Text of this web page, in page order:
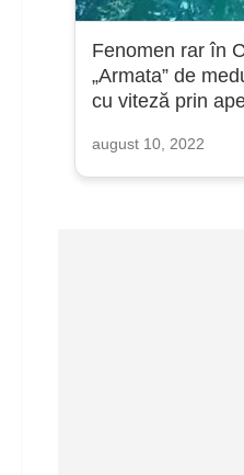
Fenomen rar în
„Armata” de
cu viteză prin
august 10, 2022